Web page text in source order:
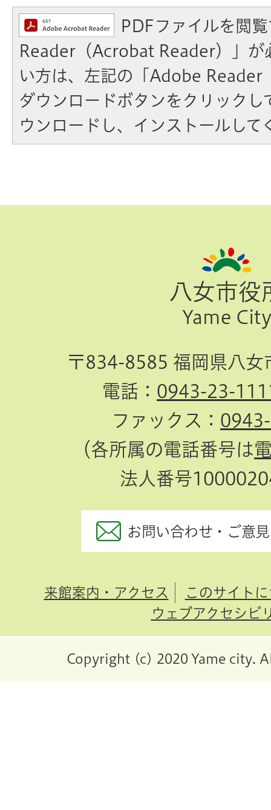
PDFファイルを閲
Reader（Acrobat Reader）」が
い方は、左記の「Adobe
ダウンロードボタンをクリックし
ウンロードし、インストールして
八女市役
Yame City
〒834-8585 福岡県八女
電話： 0943-23-
ファックス：
（各所属の電話番号は
法人番号
お問い合わせ・ご意
来館案内・アクセス
このサイト
ウェブアクセシビ
Copyright (c) 2020 Yame city.